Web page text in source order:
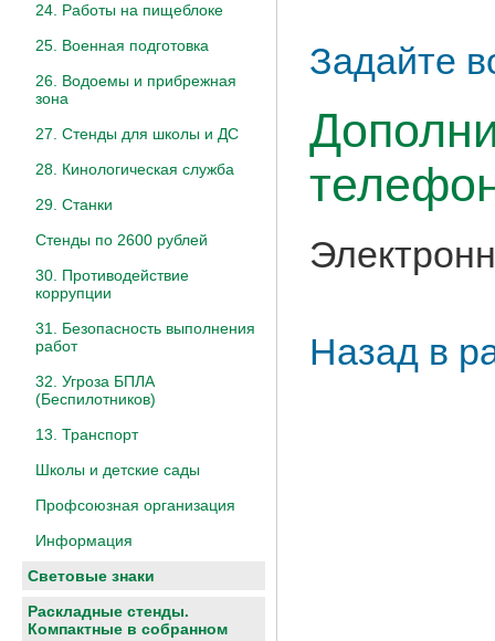
24. Работы на пищеблоке
25. Военная подготовка
26. Водоемы и прибрежная
зона
27. Стенды для школы и ДС
28. Кинологическая служба
29. Станки
Стенды по 2600 рублей
30. Противодействие
коррупции
31. Безопасность выполнения
работ
32. Угроза БПЛА
(Беспилотников)
13. Транспорт
Школы и детские сады
Профсоюзная организация
Информация
Световые знаки
Раскладные стенды.
Компактные в собранном
Задайте
Назад в